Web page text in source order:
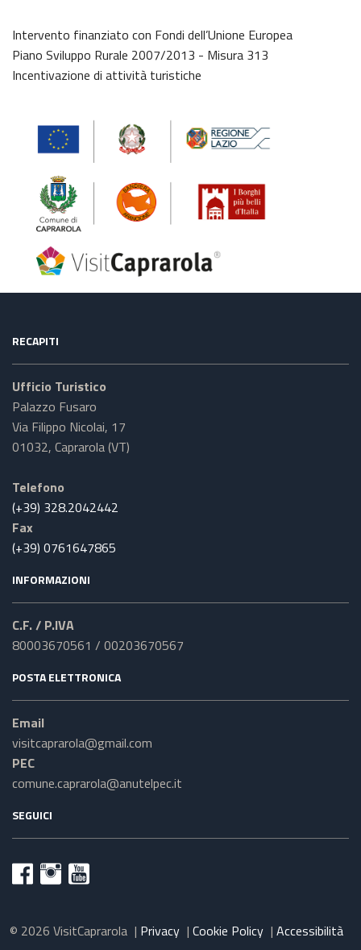
Intervento finanziato con Fondi dell’Unione Europea
Piano Sviluppo Rurale 2007/2013 - Misura 313
Incentivazione di attività turistiche
RECAPITI
Ufficio Turistico
Palazzo Fusaro
Via Filippo Nicolai, 17
01032, Caprarola (VT)
Telefono
(+39) 328.2042442
Fax
(+39) 0761647865
INFORMAZIONI
C.F. / P.IVA
80003670561 / 00203670567
POSTA ELETTRONICA
Email
visitcaprarola@gmail.com
PEC
comune.caprarola@anutelpec.it
SEGUICI
© 2026 VisitCaprarola | Privacy | Cookie Policy | Accessibilità